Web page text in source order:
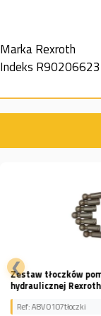
MarkaRexroth
Indeks
PANEWKI ŁOŻYSKA
REXROTH
Ref: Czę003861
❮